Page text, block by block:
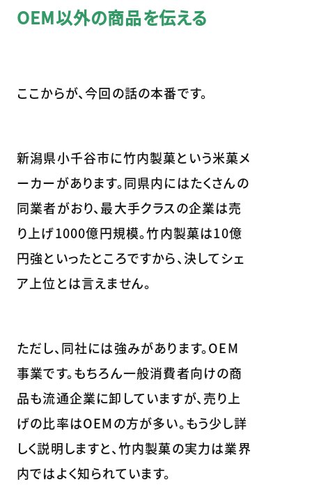
OEM以外の商品を伝える
ここからが、今回の話の本番です。
新潟県小千谷市に竹内製菓という米菓メ
ーカーがあります。同県内にはたくさんの
同業者がおり、最大手クラスの企業は売
り上げ1000億円規模。竹内製菓は10億
円強といったところですから、決してシェ
ア上位とは言えません。
ただし、同社には強みがあります。OEM
事業です。もちろん一般消費者向けの商
品も流通企業に卸していますが、売り上
げの比率はOEMの方が多い。もう少し詳
しく説明しますと、竹内製菓の実力は業界
内ではよく知られています。